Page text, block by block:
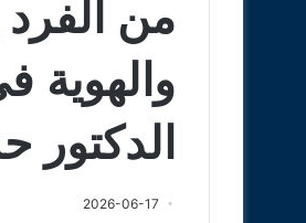
من الفرد
والهوية
2026-06-17